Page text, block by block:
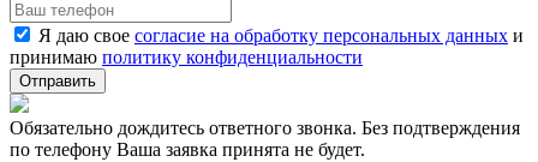
Я даю свое согласие на обработку персональных данных и
принимаю политику конфиденциальности
Отправить
Обязательно дождитесь ответного звонка. Без подтверждения
по телефону Ваша заявка принята не будет.